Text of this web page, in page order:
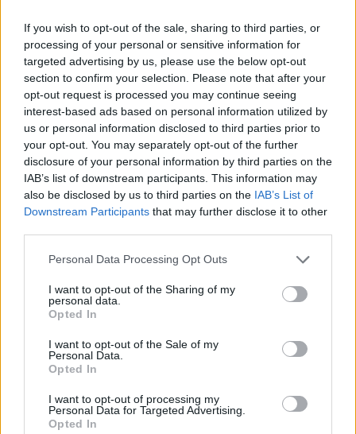
If you wish to opt-out of the sale, sharing to third parties, or
processing of your personal or sensitive information for
targeted advertising by us, please use the below opt-out
section to confirm your selection. Please note that after your
opt-out request is processed you may continue seeing
interest-based ads based on personal information utilized by
us or personal information disclosed to third parties prior to
your opt-out. You may separately opt-out of the further
disclosure of your personal information by third parties on the
IAB’s list of downstream participants. This information may
also be disclosed by us to third parties on the IAB’s List of
Downstream Participants that may further disclose it to other
Personal Data Processing Opt Outs
I want to opt-out of the Sharing of my
personal data.
Opted In
I want to opt-out of the Sale of my
Personal Data.
Opted In
I want to opt-out of processing my
Personal Data for Targeted Advertising.
Opted In
Έλεγχοι με drones και MyCoast σε πάνω από 300
παραλίες - Πρόστιμα έως 73.000 ευρώ και
σφραγίσεις επιχειρήσεων
07/08/2026 - 11:08 ΕΠΙΧΕΙΡΗΣΕΙΣ
Έρευνα ΕΟΤ: Η Ελλάδα στις κορυφαίες επιλογές
των Ευρωπαίων ταξιδιωτών
07/08/2026 - 10:56 ΤΟΥΡΙΣΜΟΣ
ΔΗΜΟΦΙΛΗ